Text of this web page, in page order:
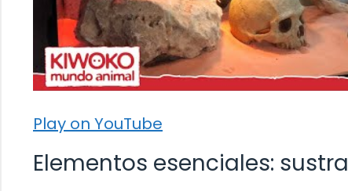
Play on YouTube
Elementos esenciales: